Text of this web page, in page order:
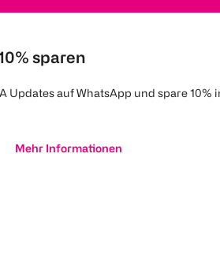
sparen
Updates auf WhatsApp und spare 10%
Mehr Informationen